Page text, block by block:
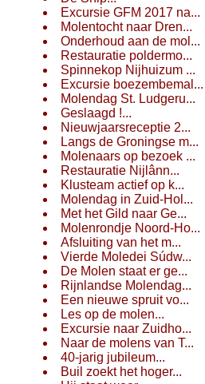
Excursie GFM 2017 na...
Molentocht naar Dren...
Onderhoud aan de mol...
Restauratie poldermo...
Spinnekop Nijhuizum ...
Excursie boezembemal...
Molendag St. Ludgeru...
Geslaagd !...
Nieuwjaarsreceptie 2...
Langs de Groningse m...
Molenaars op bezoek ...
Restauratie Nijlânn...
Klusteam actief op k...
Molendag in Zuid-Hol...
Met het Gild naar Ge...
Molenrondje Noord-Ho...
Afsluiting van het m...
Vierde Moledei Súdw...
De Molen staat er ge...
Rijnlandse Molendag...
Een nieuwe spruit vo...
Les op de molen...
Excursie naar Zuidho...
Naar de molens van T...
40-jarig jubileum...
Buil zoekt het hoger...